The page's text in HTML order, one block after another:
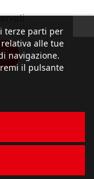
terze parti per
alle tue
navigazione.
il pulsante